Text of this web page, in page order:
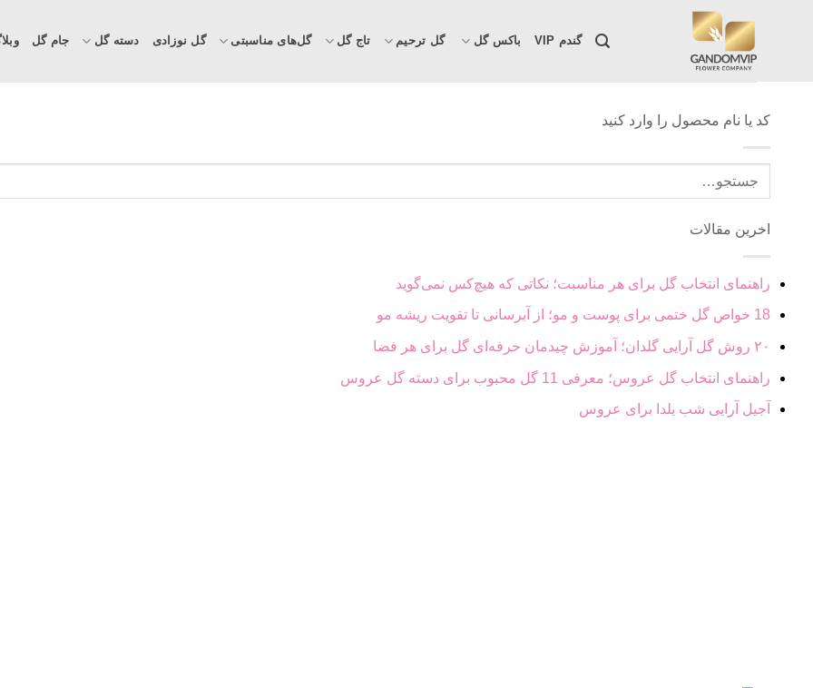
گندم VIP باکس گل گل ترحیم تاج گل گل‌های مناسبتی گل نوزادی دسته گل جام گل
کد یا نام محصول را وارد کنید
اخرین مقالات
راهنمای انتخاب گل برای هر مناسبت؛ نکاتی که هیچ‌کس نمی‌گوید
18 خواص گل ختمی برای پوست و مو؛ از آبرسانی تا تقویت ریشه مو
۲۰ روش گل آرایی گلدان؛ آموزش چیدمان حرفه‌ای گل برای هر فضا
راهنمای انتخاب گل عروس؛ معرفی 11 گل محبوب برای دسته گل عروس
آجیل آرایی شب یلدا برای عروس